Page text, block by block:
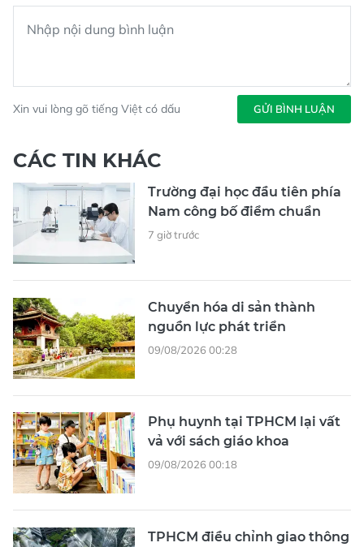
Xin vui lòng gõ tiếng Việt có dấu GỬI BÌNH LUẬN
CÁC TIN KHÁC
Trường đại học đầu tiên phía
Nam công bố điểm chuẩn
7 giờ trước
Chuyển hóa di sản thành
nguồn lực phát triển
09/08/2026 00:28
Phụ huynh tại TPHCM lại vất
vả với sách giáo khoa
09/08/2026 00:18
TPHCM điều chỉnh giao thông